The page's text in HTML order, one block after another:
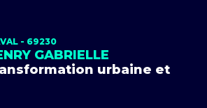
- 69230
GABRIELLE
urbaine et